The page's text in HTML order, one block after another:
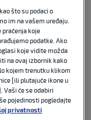
lige izgubio
previše jer
što su podaci o
im na vašem uređaju.
praćenja koje
podatke. Ako
koje vidite možda
na ovaj izbornik kako
kojem trenutku klikom
[ili plutajuće ikone u
Vaši će se odabiri
pojedinosti pogledajte
privatnosti